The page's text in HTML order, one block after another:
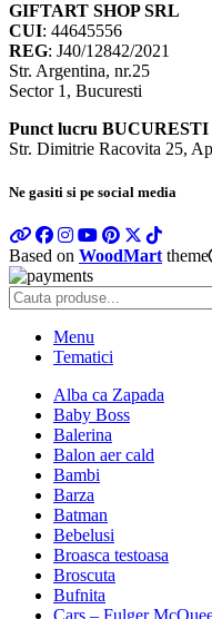
GIFTART SHOP SRL
CUI: 44645556
REG: J40/12842/2021
Str. Argentina, nr.25
Sector 1, Bucuresti
Punct lucru BUCURESTI
Str. Dimitrie Racovita 25,
Ne gasiti si pe social media
Based on WoodMarttheme
Menu
Tematici
Alba ca Zapada
Baby Boss
Balerina
Balon aer cald
Bambi
Barza
Batman
Bebelusi
Broasca testoasa
Broscuta
Bufnita